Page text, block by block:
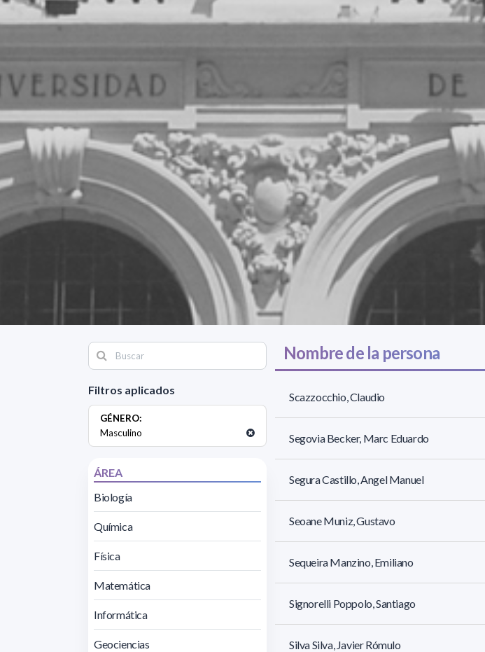
Filtros aplicados
GÉNERO:
Masculino
ÁREA
Biología
Química
Física
Matemática
Informática
Geociencias
Nombre de la persona
Scazzocchio, Claudio
Segovia Becker, Marc Eduardo
Segura Castillo, Angel Manuel
Seoane Muniz, Gustavo
Sequeira Manzino, Emiliano
Signorelli Poppolo, Santiago
Silva Silva, Javier Rómulo